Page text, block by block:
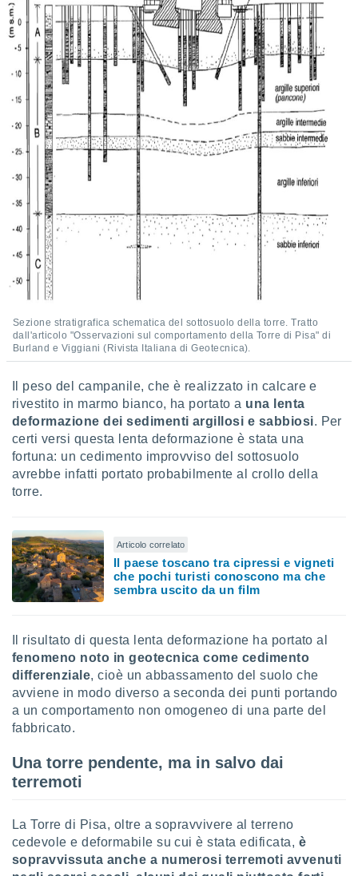
Sezione stratigrafica schematica del sottosuolo della torre. Tratto
dall'articolo "Osservazioni sul comportamento della Torre di Pisa" di
Burland e Viggiani (Rivista Italiana di Geotecnica).
Il peso del campanile, che è realizzato in calcare e
rivestito in marmo bianco, ha portato a una lenta
deformazione dei sedimenti argillosi e sabbiosi. Per
certi versi questa lenta deformazione è stata una
fortuna: un cedimento improvviso del sottosuolo
avrebbe infatti portato probabilmente al crollo della
torre.
Articolo correlato
Il paese toscano tra cipressi e vigneti
che pochi turisti conoscono ma che
sembra uscito da un film
Il risultato di questa lenta deformazione ha portato al
fenomeno noto in geotecnica come cedimento
differenziale, cioè un abbassamento del suolo che
avviene in modo diverso a seconda dei punti portando
a un comportamento non omogeneo di una parte del
fabbricato.
Una torre pendente, ma in salvo dai
terremoti
La Torre di Pisa, oltre a sopravvivere al terreno
cedevole e deformabile su cui è stata edificata, è
sopravvissuta anche a numerosi terremoti avvenuti